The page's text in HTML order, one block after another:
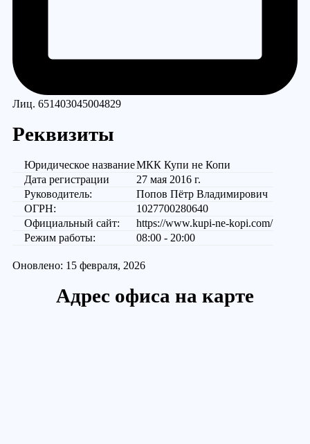
Реквизиты
Юридическое названиеМКК Купи не Копи
Дата регистрации
27 мая 2016 г.
Руководитель:
Попов Пётр Владимирович
ОГРН:
1027700280640
Официальный сайт:
https://www.kupi-ne-kopi.com/
Режим работы:
08:00 - 20:00
Оновлено: 15 февраля, 2026
Лиц. 651403045004829
Адрес офиса на карте